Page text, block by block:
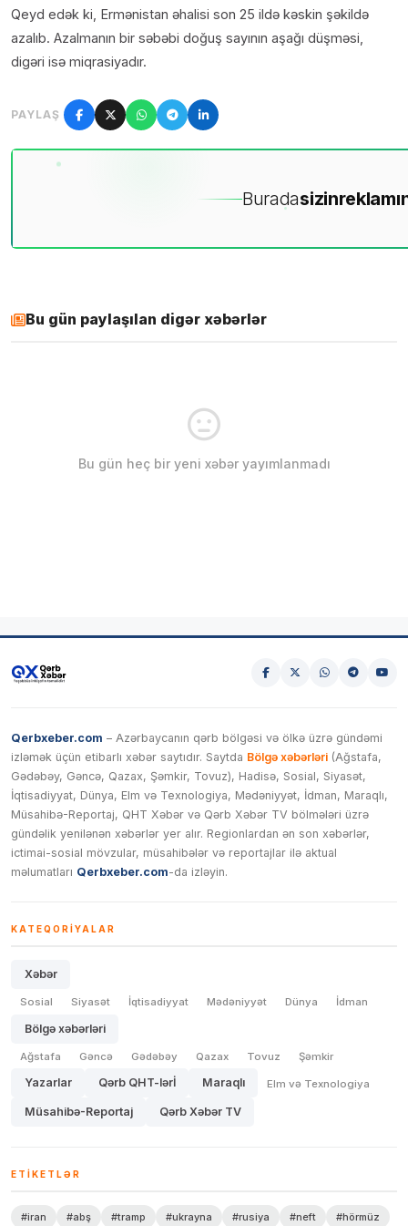
Qeyd edək ki, Ermənistan əhalisi son 25 ildə kəskin şəkildə
azalıb. Azalmanın bir səbəbi doğuş sayının aşağı düşməsi,
digəri isə miqrasiyadır.
PAYLAŞ
Buradasizin
Bu gün paylaşılan digər xəbərlər
Bu gün heç bir yeni xəbər yayımlanmadı
Qerbxeber.com – Azərbaycanın qərb bölgəsi və ölkə üzrə gündəmi
izləmək üçün etibarlı xəbər saytıdır. Saytda Bölgə xəbərləri (Ağstafa,
Gədəbəy, Gəncə, Qazax, Şəmkir, Tovuz), Hadisə, Sosial, Siyasət,
İqtisadiyyat, Dünya, Elm və Texnologiya, Mədəniyyət, İdman, Maraqlı,
Müsahibə-Reportaj, QHT Xəbər və Qərb Xəbər TV bölmələri üzrə
gündəlik yenilənən xəbərlər yer alır. Regionlardan ən son xəbərlər,
ictimai-sosial mövzular, müsahibələr və reportajlar ilə aktual
məlumatları Qerbxeber.com-da izləyin.
KATEQORIYALAR
Xəbər
Sosial Siyasət İqtisadiyyat Mədəniyyət Dünya İdman
Bölgə xəbərləri
Ağstafa Gəncə Gədəbəy Qazax Tovuz Şəmkir
Yazarlar Qərb QHT-lərİ Maraqlı Elm və Texnologiya
Müsahibə-Reportaj Qərb Xəbər TV
ETIKETLƏR
#iran #abş #tramp #ukrayna #rusiya #neft #hörmüz